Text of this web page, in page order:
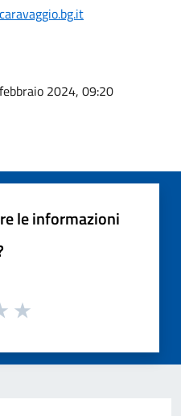
2024, 09:20
le informazioni